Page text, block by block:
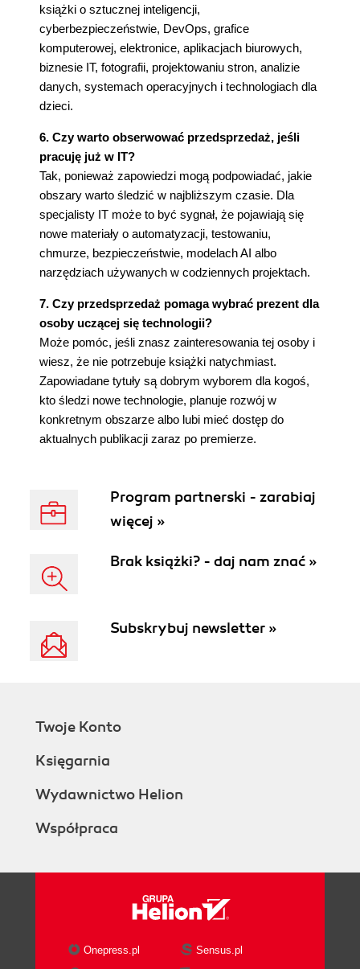
książki o sztucznej inteligencji,
cyberbezpieczeństwie, DevOps, grafice
komputerowej, elektronice, aplikacjach biurowych,
biznesie IT, fotografii, projektowaniu stron, analizie
danych, systemach operacyjnych i technologiach dla
dzieci.
6. Czy warto obserwować przedsprzedaż, jeśli
pracuję już w IT?
Tak, ponieważ zapowiedzi mogą podpowiadać, jakie
obszary warto śledzić w najbliższym czasie. Dla
specjalisty IT może to być sygnał, że pojawiają się
nowe materiały o automatyzacji, testowaniu,
chmurze, bezpieczeństwie, modelach AI albo
narzędziach używanych w codziennych projektach.
7. Czy przedsprzedaż pomaga wybrać prezent dla
osoby uczącej się technologii?
Może pomóc, jeśli znasz zainteresowania tej osoby i
wiesz, że nie potrzebuje książki natychmiast.
Zapowiadane tytuły są dobrym wyborem dla kogoś,
kto śledzi nowe technologie, planuje rozwój w
konkretnym obszarze albo lubi mieć dostęp do
aktualnych publikacji zaraz po premierze.
Program partnerski - zarabiaj
więcej »
Brak książki? - daj nam znać »
Subskrybuj newsletter »
Twoje Konto
Księgarnia
Wydawnictwo Helion
Współpraca
Onepress.pl
Sensus.pl